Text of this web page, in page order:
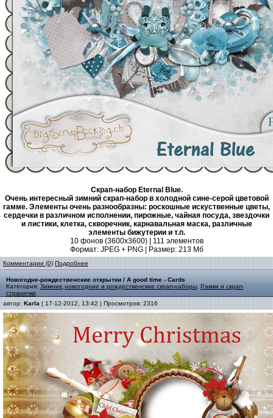
Скрап-набор Eternal Blue.
Очень интересный зимний скрап-набор в холодной сине-серой цветовой
гамме. Элементы очень разнообразны: роскошные искуственные цветы,
сердечки в различном исполнении, пирожные, чайная посуда, звездочки
и листики, клетка, скворечник, карнавальная маска, различные
элементы бижутерии и т.п.
10 фонов (3600х3600) | 111 элементов
Формат: JPEG + PNG | Размер: 213 Mб
Комментарии (0) Подробнее
Новогодне-рождественские открытки / A good time - Cards
Категория: Зимние,новогодние и рождественские скрап-наборы Рамки и скрап-
странички
автор: Karla | 17-12-2012, 13:42 | Просмотров: 2316